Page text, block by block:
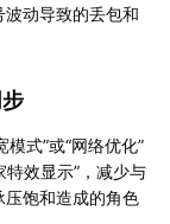
动导致的丢包和
模式”或“网络优化”
特效显示”，减少与
压饱和造成的角色